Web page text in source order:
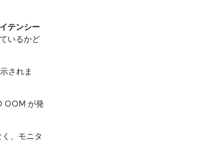
テンシー
いるかど
されま
OOM が発
、モニタ